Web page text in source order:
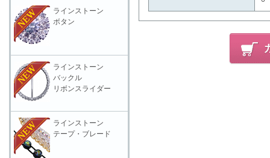
ラインストーン
ボタン
ラインストーン
バックル
リボンスライダー
ラインストーン
テープ・ブレード